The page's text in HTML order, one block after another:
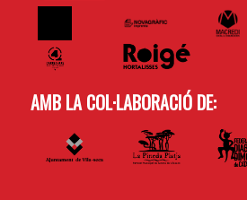
AMB LA COL·LABORACIÓ DE: